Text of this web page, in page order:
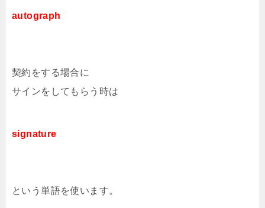
autograph
契約をする場合に
サインをしてもらう時は
signature
という単語を使います。